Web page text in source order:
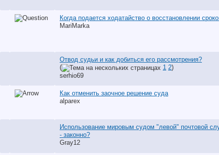
Когда подается ходатайство о восстановлении
MariMarka
Отвод судьи и как добиться его рассмотрения?
(
1 2)
serhio69
Как отменить заочное решение суда
alparex
Использование мировым судом "левой" почтовой
- законно?
Gray12